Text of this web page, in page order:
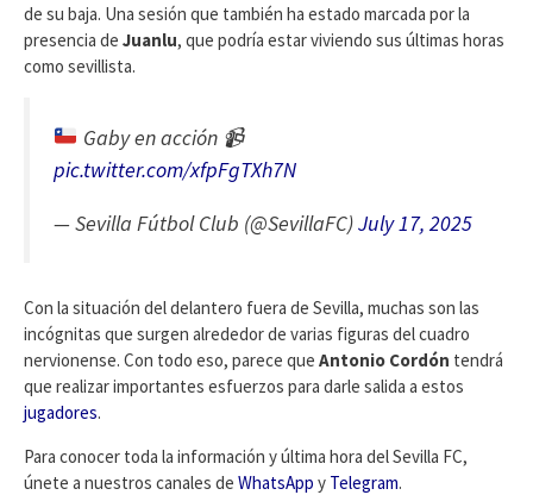
de su baja. Una sesión que también ha estado marcada por la
presencia de Juanlu, que podría estar viviendo sus últimas horas
como sevillista.
Gaby en acción 📹
pic.twitter.com/xfpFgTXh7N
— Sevilla Fútbol Club (@SevillaFC)July 17, 2025
Con la situación del delantero fuera de Sevilla, muchas son las
incógnitas que surgen alrededor de varias figuras del cuadro
nervionense. Con todo eso, parece que Antonio Cordón tendrá
que realizar importantes esfuerzos para darle salida a estos
jugadores.
Para conocer toda la información y última hora del Sevilla FC,
únete a nuestros canales de WhatsApp y Telegram.